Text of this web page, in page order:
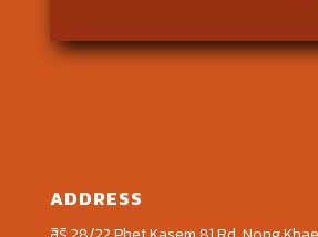
ADDRESS